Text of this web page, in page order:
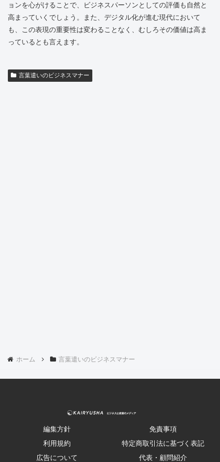
ョンを心がけることで、ビジネスパーソンとしての評価も自然と
高まっていくでしょう。また、デジタル化が進む現代において
も、この表現の重要性は変わることなく、むしろその価値は高ま
っているとも言えます。
言葉遣いのビジネスマナー
ホーム 言葉遣いのビジネスマナー
編集方針
免責事項
利用規約
特定商取引法に基づく表記
広告について
代表・顧問紹介